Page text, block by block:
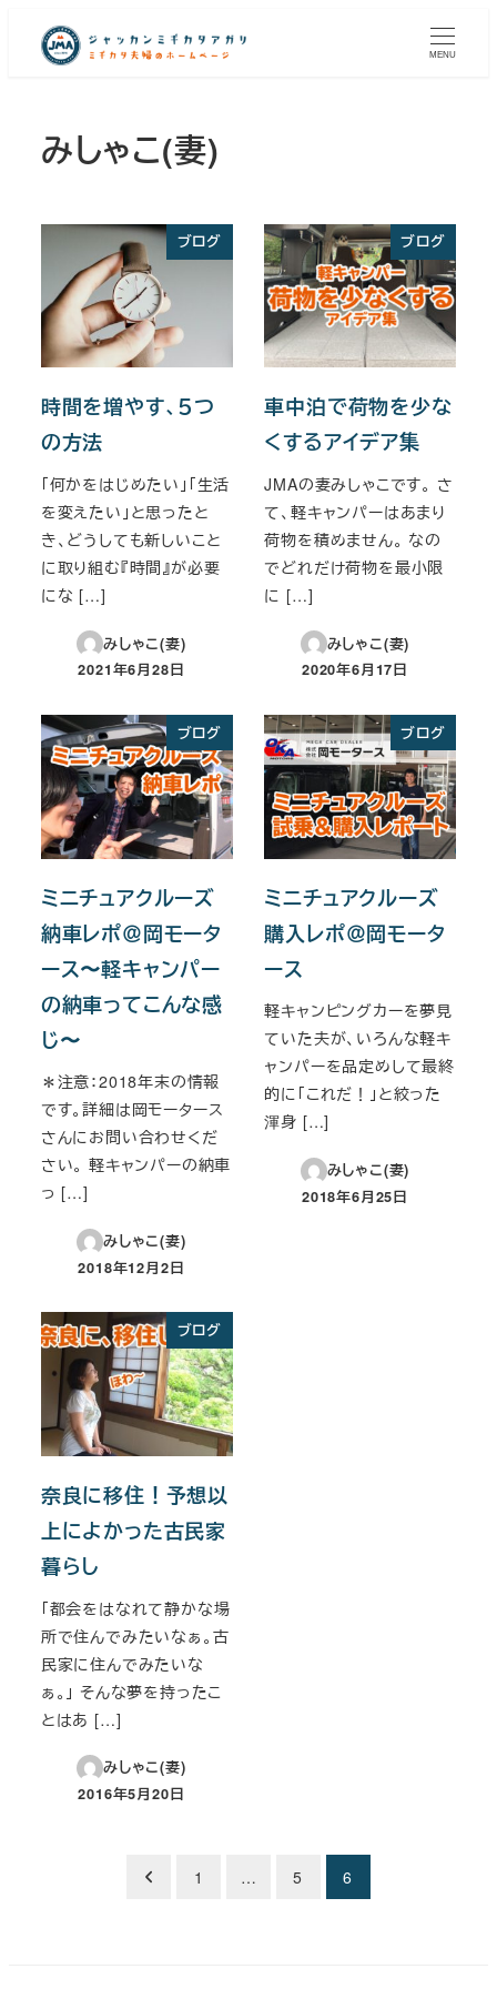
MENU
みしゃこ(妻)
ブログ
時間を増やす、５つ
の方法
「何かをはじめたい」「生活
を変えたい」と思ったと
き、どうしても新しいこと
に取り組む『時間』が必要
にな […]
みしゃこ(妻)
投稿日
2021年6月28日
ブログ
車中泊で荷物を少な
くするアイデア集
JMAの妻みしゃこです。 さ
て、軽キャンパーはあまり
荷物を積めません。 なの
でどれだけ荷物を最小限
に […]
みしゃこ(妻)
投稿日
2020年6月17日
ブログ
ミニチュアクルーズ
納車レポ＠岡モータ
ース〜軽キャンパー
の納車ってこんな感
じ〜
＊注意：2018年末の情報
です。詳細は岡モータース
さんにお問い合わせくだ
さい。 軽キャンパーの納車
っ […]
みしゃこ(妻)
投稿日
2018年12月2日
ブログ
ミニチュアクルーズ
購入レポ＠岡モータ
ース
軽キャンピングカーを夢見
ていた夫が、いろんな軽キ
ャンパーを品定めして最終
的に「これだ！」と絞った
渾身 […]
みしゃこ(妻)
投稿日
2018年6月25日
ブログ
奈良に移住！予想以
上によかった古民家
暮らし
「都会をはなれて静かな場
所で住んでみたいなぁ。古
民家に住んでみたいな
ぁ。」 そんな夢を持ったこ
とはあ […]
みしゃこ(妻)
投稿日
2016年5月20日
1 … 5 6